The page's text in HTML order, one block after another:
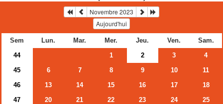
Novembre 2023
Aujourd'hui
Sem Lun. Mar. Mer. Jeu. Ven.
Sam.
44
1 2 3
4
45
6 7 8 9 10
11
46
13 14 15 16 17
18
47
20 21 22 23 24
25